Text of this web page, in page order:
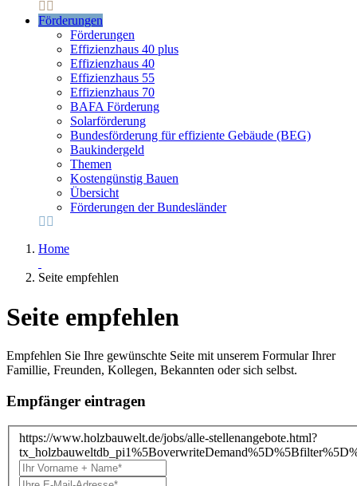
Förderungen
Förderungen
Effizienzhaus 40 plus
Effizienzhaus 40
Effizienzhaus 55
Effizienzhaus 70
BAFA Förderung
Solarförderung
Bundesförderung für effiziente Gebäude (BEG)
Baukindergeld
Themen
Kostengünstig Bauen
Übersicht
Förderungen der Bundesländer
Home
Seite empfehlen
Seite empfehlen
Empfehlen Sie Ihre gewünschte Seite mit unserem Formular Ihrer
Famillie, Freunden, Kollegen, Bekannten oder sich selbst.
Empfänger eintragen
https://www.holzbauwelt.de/jobs/alle-stellenangebote.html?